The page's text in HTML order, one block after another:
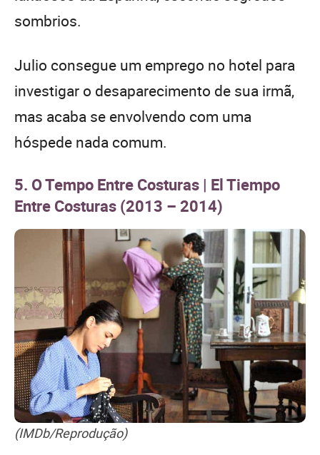
sombrios.
Julio consegue um emprego no hotel para
investigar o desaparecimento de sua irmã,
mas acaba se envolvendo com uma
hóspede nada comum.
5. O Tempo Entre Costuras | El Tiempo
Entre Costuras (2013 – 2014)
(IMDb/Reprodução)